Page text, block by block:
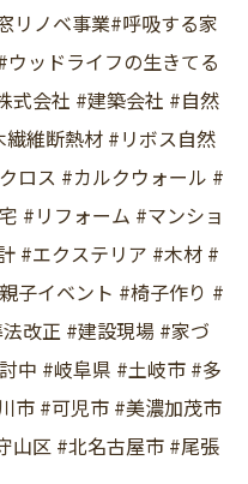
リノベ事業#呼吸する家
ッドライフの生きてる
式会社 #建築会社 #自然
維断熱材 #リボス自然
ロス #カルクウォール #
#リフォーム #マンショ
#エクステリア #木材 #
子イベント #椅子作り #
改正 #建設現場 #家づ
中 #岐阜県 #土岐市 #多
市 #可児市 #美濃加茂市
山区 #北名古屋市 #尾張